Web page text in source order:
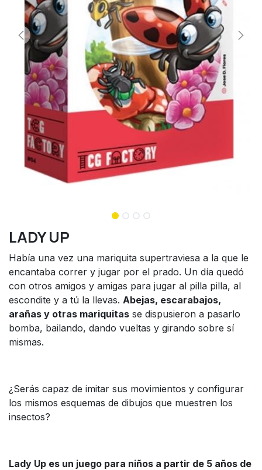
LADY UP
Había una vez una mariquita supertraviesa a la que le
encantaba correr y jugar por el prado. Un día quedó
con otros amigos y amigas para jugar al pilla pilla, al
escondite y a tú la llevas. Abejas, escarabajos,
arañas y otras mariquitas se dispusieron a pasarlo
bomba, bailando, dando vueltas y girando sobre sí
mismas.
¿Serás capaz de imitar sus movimientos y configurar
los mismos esquemas de dibujos que muestren los
insectos?
Lady Up es un juego para niños a partir de 5 años de